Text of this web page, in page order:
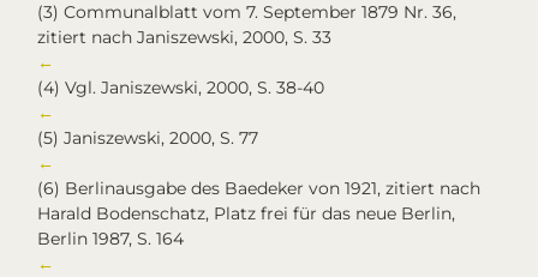
(3) Communalblatt vom 7. September 1879 Nr. 36,
zitiert nach Janiszewski, 2000, S. 33
←
(4) Vgl. Janiszewski, 2000, S. 38-40
←
(5) Janiszewski, 2000, S. 77
←
(6) Berlinausgabe des Baedeker von 1921, zitiert nach
Harald Bodenschatz, Platz frei für das neue Berlin,
Berlin 1987, S. 164
←